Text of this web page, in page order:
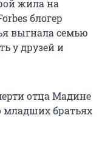
жила на
блогер
выгнала семью
у друзей и
отца Мадине
младших братьях